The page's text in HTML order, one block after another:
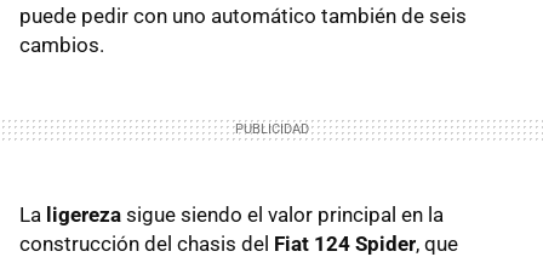
puede pedir con uno automático también de seis
cambios.
La ligereza sigue siendo el valor principal en la
construcción del chasis del Fiat 124 Spider, que